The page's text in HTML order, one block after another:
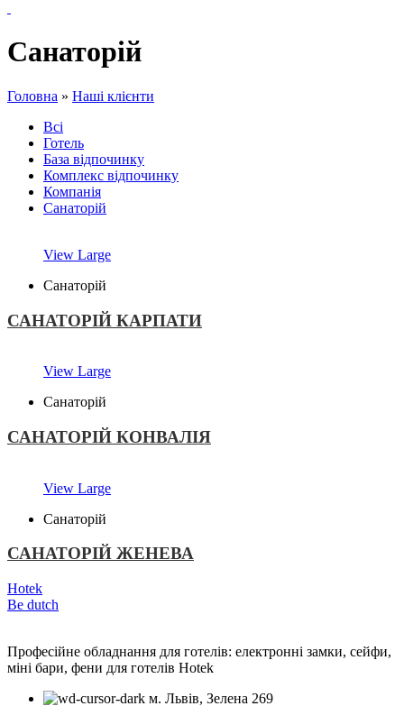
Санаторій
Головна » Наші клієнти
Всі
Готель
База відпочинку
Комплекс відпочинку
Компанія
Санаторій
View Large
Санаторій
САНАТОРІЙ КАРПАТИ
View Large
Санаторій
САНАТОРІЙ КОНВАЛІЯ
View Large
Санаторій
САНАТОРІЙ ЖЕНЕВА
Hotek
Be dutch
Професійне обладнання для готелів: електронні замки, сейфи,
міні бари, фени для готелів Hotek
м. Львів, Зелена 269